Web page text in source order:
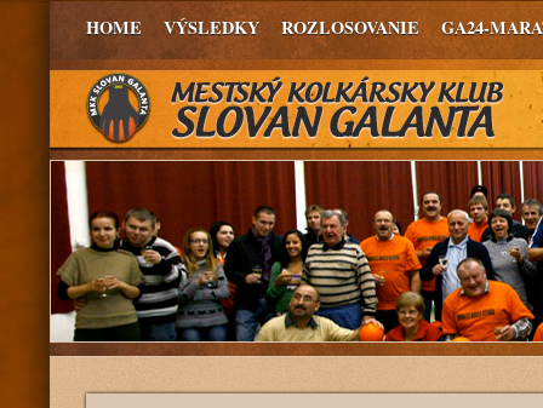
HOME VÝSLEDKY ROZLOSOVANIE GA24-